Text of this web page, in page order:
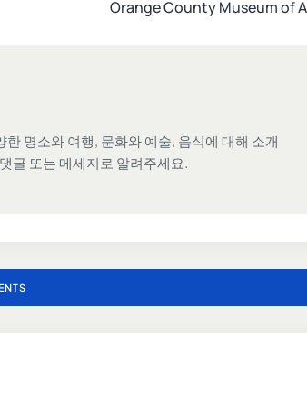
Orange County Museum of
명소와 여행, 문화와 예술, 음식에 대해 소개
글 또는 메세지로 알려주세요.